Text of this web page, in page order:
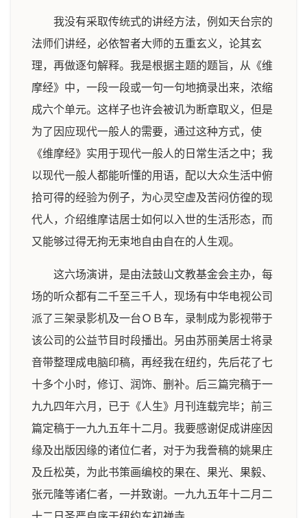
我没有采取传统式的讲经方法，例如天台宗的
法师们讲经，必依智者大师的五重玄义，论其玄
理，再做逐句解释。我是根据主题的题旨，从《维
摩经》中，一段一段或一句一句地摘录出来，浓缩
成六个单元。这样子也许会被讥为断章取义，但是
为了因应现代一般人的需要，通过这种方式，使
《维摩经》实用于现代一般人的日常生活之中；我
以现代一般人都能听懂的用语，配以大众生活中俯
拾可得的经验为例子，为心灵空虚及苦闷仿徨的现
代人，介绍维摩诘居士如何以入世的生活形态，而
又能够过得无拘无束地自由自在的人生观。
这六场演讲，是由法鼓山文教基金会主办，每
场的听众都有二千至三千人，现场有中华电视公司
派了三架录影机及一台ＯＢ车，录制成为影视带于
该公司的公益节目时段播出。另由苏丽美居士将录
音带整理成电脑印稿，再经我在纽约，先后花了七
十多个小时，修订、润饰、删补。后三篇完稿于一
九九四年六月，已于《人生》月刊连载完毕；前三
篇定稿于一九九五年十二月。我要感谢促成讲座因
缘及出版因缘的诸位仁者，对于为我誊稿的姚果庄
及丘松英，为此书策画编校的果在、果光、果毅、
张元隆等诸仁者，一并致谢。一九九五年十二月二